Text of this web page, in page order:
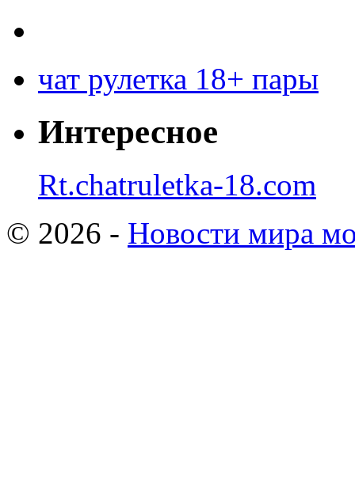
чат рулетка 18+ пары
Интересное
Rt.chatruletka-18.com
© 2026 - Новости мира